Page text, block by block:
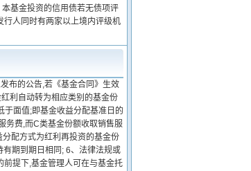
基金投资的信用债若无债项评
人同时有两家以上境内评级机
布的公告,若《基金合同》生效
利自动转为相应类别的基金份
于面值;即基金收益分配基准日的
务费,而C类基金份额收取销售服
配方式为红利再投资的基金份
期到期日相同; 6、法律法规或
提下,基金管理人可在与基金托